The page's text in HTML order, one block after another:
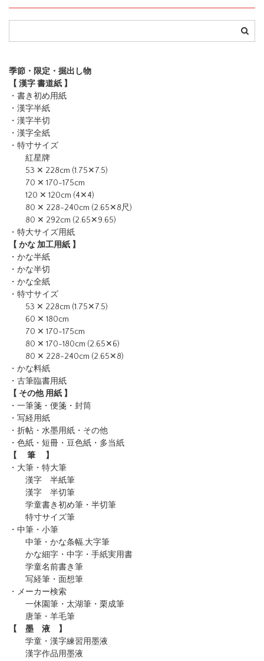
季節・限定・掘出し物
【 漢字 書道紙 】
・書き初め用紙
・漢字半紙
・漢字半切
・漢字全紙
・特寸サイズ
紅星牌
53 ✕ 228cm (1.75✕7.5)
70 ✕ 170-175cm
120 ✕ 120cm (4✕4)
80 ✕ 228-240cm (2.65✕8尺)
80 ✕ 292cm (2.65✕9.65)
・特大サイズ用紙
【 かな 加工用紙 】
・かな半紙
・かな半切
・かな全紙
・特寸サイズ
53 ✕ 228cm (1.75✕7.5)
60 ✕ 180cm
70 ✕ 170-175cm
80 ✕ 170-180cm (2.65✕6)
80 ✕ 228-240cm (2.65✕8)
・かな料紙
・古筆臨書用紙
【 その他 用紙 】
・一筆箋・便箋・封筒
・写経用紙
・折帖・水墨用紙・その他
・色紙・短冊・豆色紙・多当紙
【 筆 】
・大筆・特大筆
漢字 半紙筆
漢字 半切筆
学童書き初め筆・半切筆
特寸サイズ筆
・中筆・小筆
中筆・かな条幅,大字筆
かな細字・中字・手紙実用書
学童名前書き筆
写経筆・面想筆
・メーカー検索
一休園筆 ・太湖筆 ・栗成筆
唐筆 ・羊毛筆
【 墨 液 】
学童・漢字練習用墨液
漢字作品用墨液